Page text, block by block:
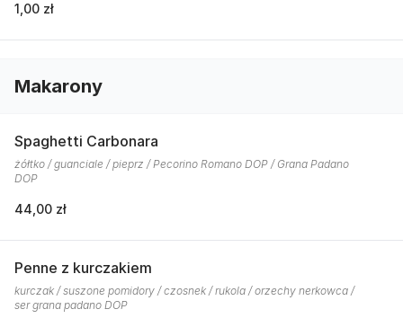
1,00 zł
Makarony
Spaghetti Carbonara
żółtko / guanciale / pieprz / Pecorino Romano DOP / Grana Padano
DOP
44,00 zł
Penne z kurczakiem
kurczak / suszone pomidory / czosnek / rukola / orzechy nerkowca /
ser grana padano DOP